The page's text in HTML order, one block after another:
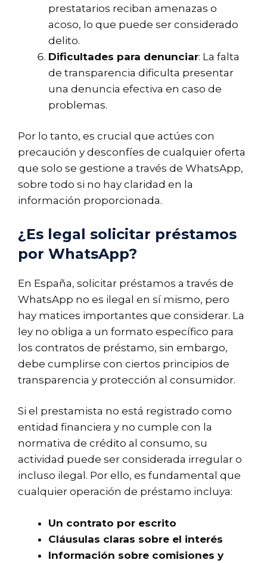
prestatarios reciban amenazas o
acoso, lo que puede ser considerado
delito.
Dificultades para denunciar: La falta
de transparencia dificulta presentar
una denuncia efectiva en caso de
problemas.
Por lo tanto, es crucial que actúes con
precaución y desconfíes de cualquier oferta
que solo se gestione a través de WhatsApp,
sobre todo si no hay claridad en la
información proporcionada.
¿Es legal solicitar préstamos
por WhatsApp?
En España, solicitar préstamos a través de
WhatsApp no es ilegal en sí mismo, pero
hay matices importantes que considerar. La
ley no obliga a un formato específico para
los contratos de préstamo, sin embargo,
debe cumplirse con ciertos principios de
transparencia y protección al consumidor.
Si el prestamista no está registrado como
entidad financiera y no cumple con la
normativa de crédito al consumo, su
actividad puede ser considerada irregular o
incluso ilegal. Por ello, es fundamental que
cualquier operación de préstamo incluya:
Un contrato por escrito
Cláusulas claras sobre el interés
Información sobre comisiones y